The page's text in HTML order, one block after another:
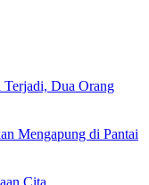
Dua Orang
Mengapung di Pantai
Cita